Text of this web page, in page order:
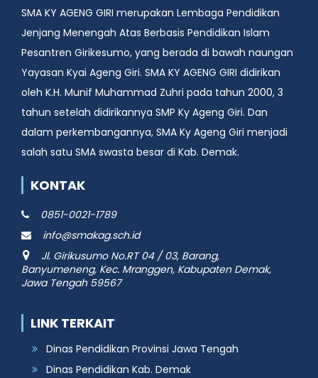
SMA KY AGENG GIRI merupakan Lembaga Pendidikan
Jenjang Menengah Atas Berbasis Pendidikan Islam
Pesantren Girikesumo, yang berada di bawah naungan
Yayasan Kyai Ageng Giri. SMA KY AGENG GIRI didirikan
oleh K.H. Munif Muhammad Zuhri pada tahun 2000, 3
tahun setelah didirikannya SMP Ky Ageng Giri. Dan
dalam perkembangannya, SMA Ky Ageng Giri menjadi
salah satu SMA swasta besar di Kab. Demak.
KONTAK
0851-0021-1789
info@smakag.sch.id
Jl. Girikusumo No.RT 04 / 03, Barang,
Banyumeneng, Kec. Mranggen, Kabupaten Demak,
Jawa Tengah 59567
LINK TERKAIT
Dinas Pendidikan Provinsi Jawa Tengah
Dinas Pendidikan Kab. Demak